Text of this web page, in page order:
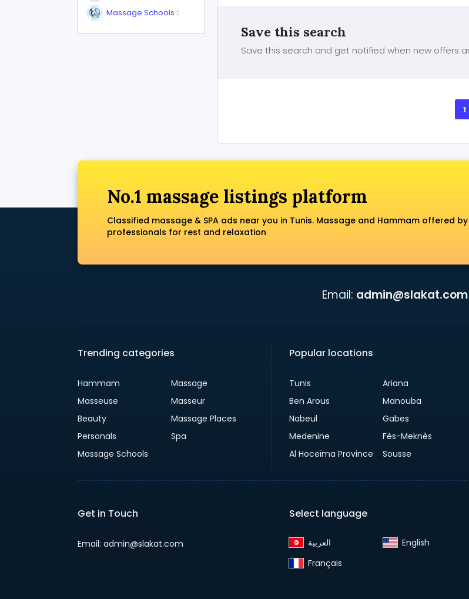
Massage Schools 2
Save this search
Save this search and get notified when new offers
1
No.1 massage listings platform
Classified massage & SPA ads near you in Tunis. Massage and Hammam offered
professionals for rest and relaxation
Email: admin@slakat.com
Trending categories
Hammam
Massage
Masseuse
Masseur
Beauty
Massage Places
Personals
Spa
Massage Schools
Popular locations
Tunis
Ariana
Ben Arous
Manouba
Nabeul
Gabes
Medenine
Fès-Meknès
Al Hoceïma Province
Sousse
Get in Touch
Email: admin@slakat.com
Select language
English‎
Français‎